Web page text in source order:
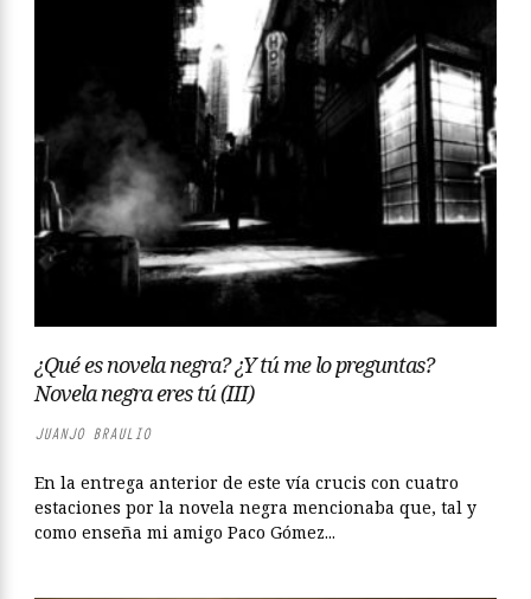
¿Qué es novela negra? ¿Y tú me lo preguntas?
Novela negra eres tú (III)
JUANJO BRAULIO
En la entrega anterior de este vía crucis con cuatro
estaciones por la novela negra mencionaba que, tal y
como enseña mi amigo Paco Gómez...